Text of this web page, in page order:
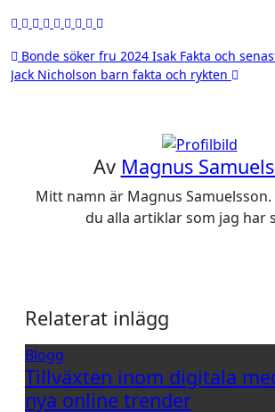
Inläggsnavigering
Bonde söker fru 2024 Isak Fakta och
Jack Nicholson barn fakta och rykten
Av Magnus
Mitt namn är Magnus
du alla artiklar som jag har
Relaterat inlägg
Blogg
Tillväxten inom digitala
nya online trender